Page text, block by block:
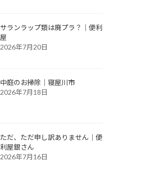
サランラップ類は廃プラ？｜便利
屋
2026年7月20日
中庭のお掃除｜寝屋川市
2026年7月18日
ただ、ただ申し訳ありません｜便
利屋銀さん
2026年7月16日